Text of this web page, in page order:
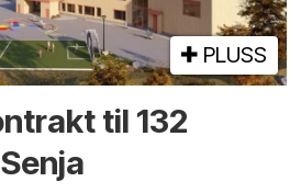
PLUSS
til 132